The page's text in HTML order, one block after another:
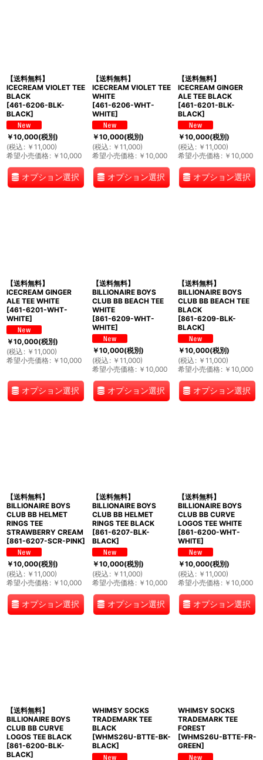
【送料無料】
ICECREAM VIOLET TEE
BLACK
[461-6206-BLK-
BLACK]
￥10,000(税別)
(税込 : ￥ 11,000)
希望小売価格: ￥ 10,000
オプション選択
【送料無料】
ICECREAM VIOLET TEE
WHITE
[461-6206-WHT-
WHITE]
￥10,000(税別)
(税込 : ￥ 11,000)
希望小売価格: ￥ 10,000
オプション選択
【送料無料】
ICECREAM GINGER
ALE TEE BLACK
[461-6201-BLK-
BLACK]
￥10,000(税別)
(税込 : ￥ 11,000)
希望小売価格: ￥ 10,000
オプション選択
【送料無料】
ICECREAM GINGER
ALE TEE WHITE
[461-6201-WHT-
WHITE]
￥10,000(税別)
(税込 : ￥ 11,000)
希望小売価格: ￥ 10,000
オプション選択
【送料無料】
BILLIONAIRE BOYS
CLUB BB BEACH TEE
WHITE
[861-6209-WHT-
WHITE]
￥10,000(税別)
(税込 : ￥ 11,000)
希望小売価格: ￥ 10,000
オプション選択
【送料無料】
BILLIONAIRE BOYS
CLUB BB BEACH TEE
BLACK
[861-6209-BLK-
BLACK]
￥10,000(税別)
(税込 : ￥ 11,000)
希望小売価格: ￥ 10,000
オプション選択
【送料無料】
BILLIONAIRE BOYS
CLUB BB HELMET
RINGS TEE
STRAWBERRY CREAM
[861-6207-SCR-PINK]
￥10,000(税別)
(税込 : ￥ 11,000)
希望小売価格: ￥ 10,000
オプション選択
【送料無料】
BILLIONAIRE BOYS
CLUB BB HELMET
RINGS TEE BLACK
[861-6207-BLK-
BLACK]
￥10,000(税別)
(税込 : ￥ 11,000)
希望小売価格: ￥ 10,000
オプション選択
【送料無料】
BILLIONAIRE BOYS
CLUB BB CURVE
LOGOS TEE WHITE
[861-6200-WHT-
WHITE]
￥10,000(税別)
(税込 : ￥ 11,000)
希望小売価格: ￥ 10,000
オプション選択
【送料無料】
BILLIONAIRE BOYS
CLUB BB CURVE
LOGOS TEE BLACK
[861-6200-BLK-
BLACK]
WHIMSY SOCKS
TRADEMARK TEE
BLACK
[WHMS26U-BTTE-BK-
BLACK]
WHIMSY SOCKS
TRADEMARK TEE
FOREST
[WHMS26U-BTTE-FR-
GREEN]